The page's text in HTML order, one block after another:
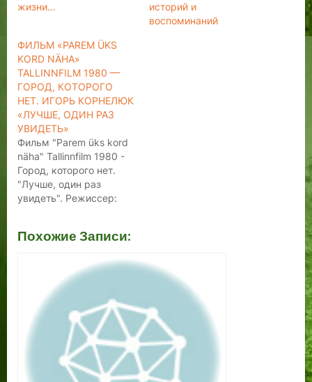
жизни…
историй и
воспоминаний
ФИЛЬМ «PAREM ÜKS
KORD NÄHA»
TALLINNFILM 1980 —
ГОРОД, КОТОРОГО
НЕТ. ИГОРЬ КОРНЕЛЮК
«ЛУЧШЕ, ОДИН РАЗ
УВИДЕТЬ»
Фильм "Parem üks kord
näha" Tallinnfilm 1980 -
Город, которого нет.
"Лучше, один раз
увидеть". Режиссер:
ему Память! Музыка:
Похожие Записи: